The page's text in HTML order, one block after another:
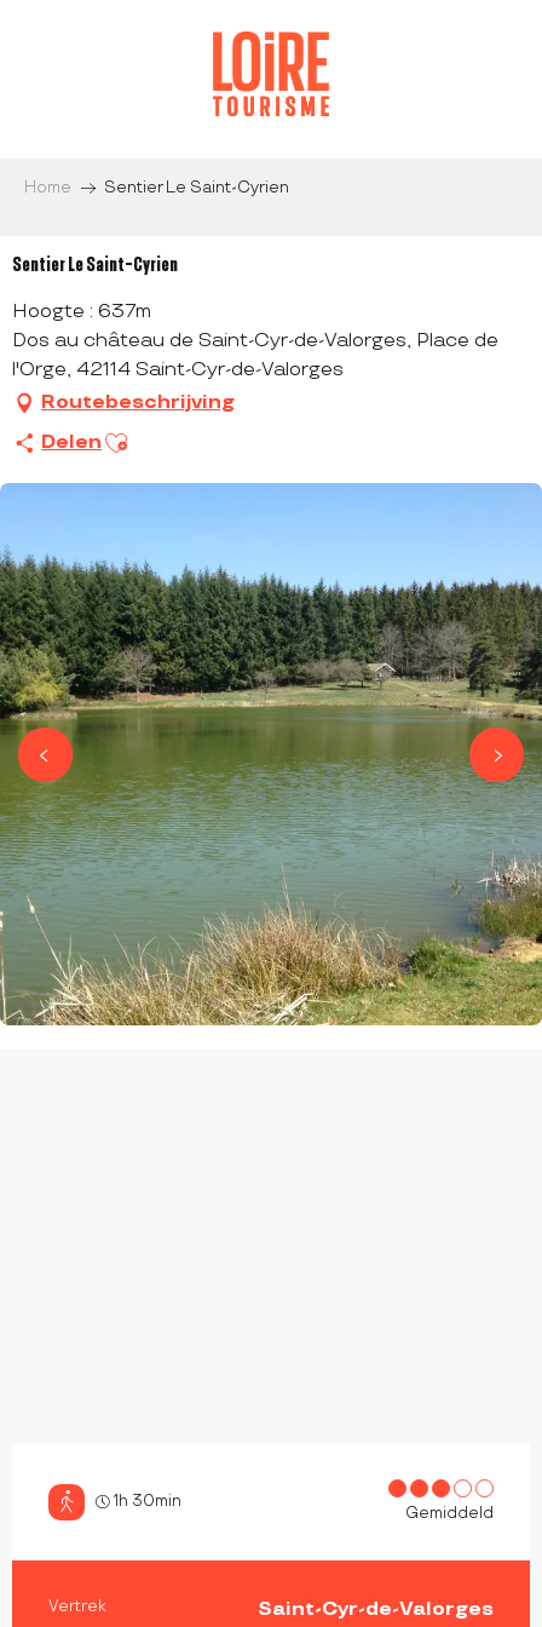
Home Sentier Le Saint-Cyrien
Sentier Le Saint-Cyrien
Hoogte : 637m
Dos au château de Saint-Cyr-de-Valorges, Place de
l'Orge, 42114 Saint-Cyr-de-Valorges
Routebeschrijving
Delen Ajouter aux favoris
1h 30min
Gemiddeld
Vertrek Saint-Cyr-de-Valorges